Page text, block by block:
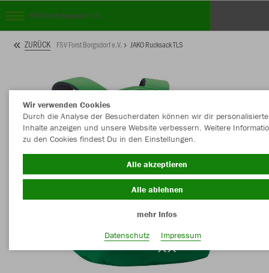
FSV Forst Borgsdorf e.V.
ZURÜCK FSV Forst Borgsdorf e.V. JAKO Rucksack TLS
Wir verwenden Cookies
Durch die Analyse der Besucherdaten können wir dir personalisierte
Inhalte anzeigen und unsere Website verbessern. Weitere
zu den Cookies findest Du in den Einstellungen.
Alle akzeptieren
Alle ablehnen
mehr Infos
Datenschutz
Impressum